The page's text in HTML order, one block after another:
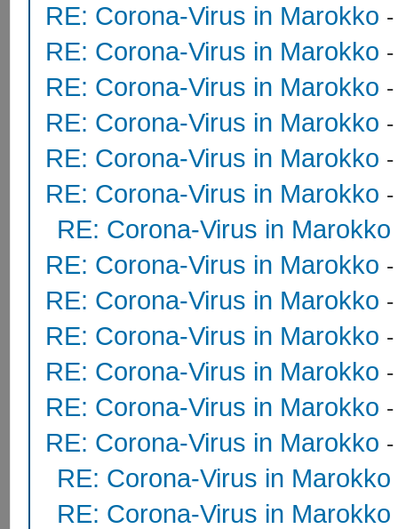
RE: Corona-Virus in Marokko
RE: Corona-Virus in Marokko
RE: Corona-Virus in Marokko
RE: Corona-Virus in Marokko
RE: Corona-Virus in Marokko
RE: Corona-Virus in Marokko
RE: Corona-Virus in Marokko
RE: Corona-Virus in Marokko
RE: Corona-Virus in Marokko
RE: Corona-Virus in Marokko
RE: Corona-Virus in Marokko
RE: Corona-Virus in Marokko
RE: Corona-Virus in Marokko
RE: Corona-Virus in Marokko
RE: Corona-Virus in Marokko